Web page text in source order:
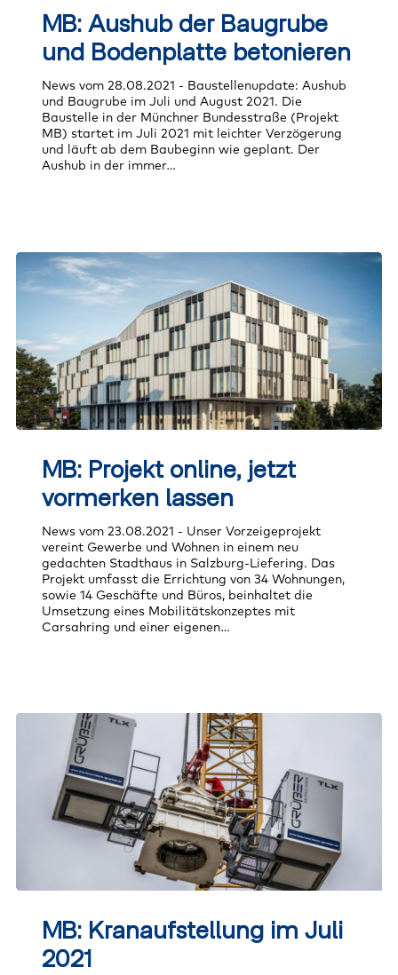
betonieren
MB: Aushub der Baugrube
und Bodenplatte betonieren
News vom 28.08.2021 - Baustellenupdate: Aushub
und Baugrube im Juli und August 2021. Die
Baustelle in der Münchner Bundesstraße (Projekt
MB) startet im Juli 2021 mit leichter Verzögerung
und läuft ab dem Baubeginn wie geplant. Der
Aushub in der immer…
online,
vormerken
MB: Projekt online, jetzt
vormerken lassen
News vom 23.08.2021 - Unser Vorzeigeprojekt
vereint Gewerbe und Wohnen in einem neu
gedachten Stadthaus in Salzburg-Liefering. Das
Projekt umfasst die Errichtung von 34 Wohnungen,
sowie 14 Geschäfte und Büros, beinhaltet die
Umsetzung eines Mobilitätskonzeptes mit
Carsahring und einer eigenen…
2021
MB: Kranaufstellung im Juli
2021